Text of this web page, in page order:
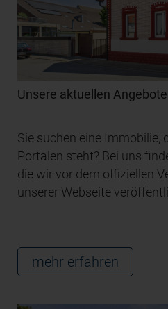
Unsere aktuellen Angebote
Sie suchen eine Immobilie,
Portalen steht? Bei uns
die wir vor dem offiziellen
unserer Webseite
mehr erfahren